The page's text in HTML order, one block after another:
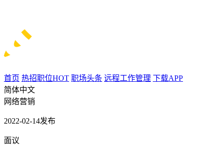
首页 热招职位HOT 职场头条 远程工作管理 下载APP
简体中文
网络营销
2022-02-14发布
面议